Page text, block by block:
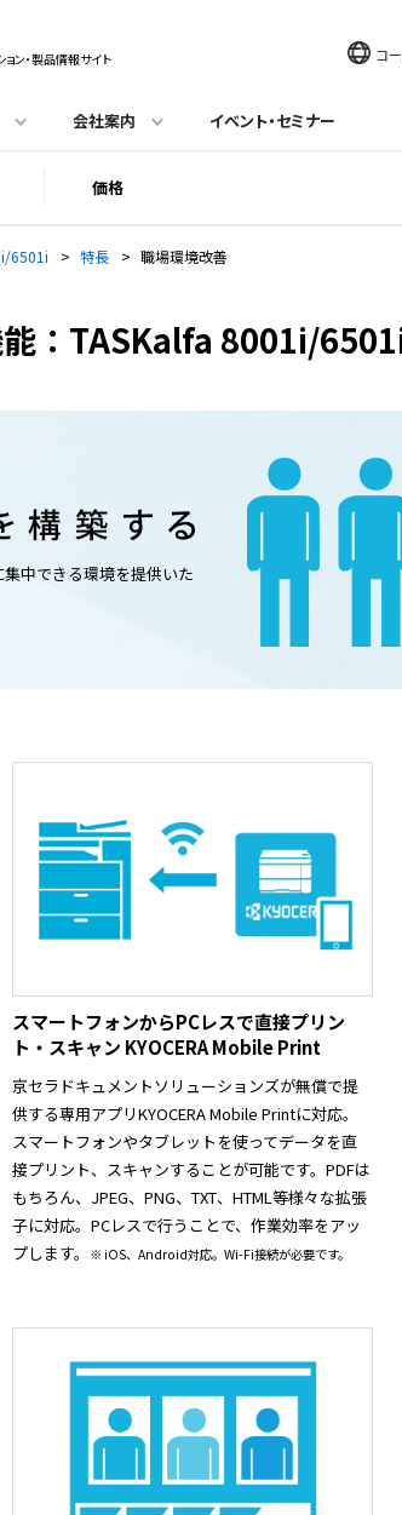
ョン・製品情報サイト コ
会社案内 イベント・セミナー
価格
6501i > 特長 > 職場環境改善
：TASKalfa 8001i/
中できる環境を提供いた
スマートフォンからPCレスで直接プリン
ト・スキャン KYOCERA Mobile Print
京セラドキュメントソリューションズが無償で提
供する専用アプリKYOCERA Mobile Printに対応。
スマートフォンやタブレットを使ってデータを直
接プリント、スキャンすることが可能です。PDFは
もちろん、JPEG、PNG、TXT、HTML等様々な拡張
子に対応。PCレスで行うことで、作業効率をアッ
プします。
※ iOS、Android対応。Wi-Fi接続が必要です。